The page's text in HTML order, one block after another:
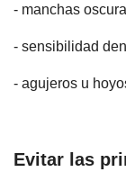
- manchas
- sensibilidad
- agujeros u
Evitar las